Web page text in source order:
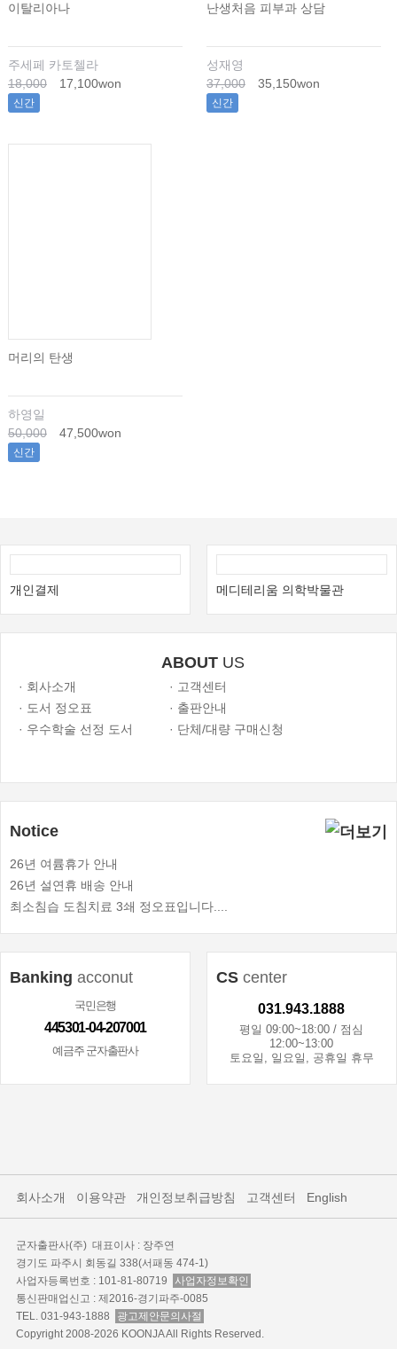
이탈리아나
주세페 카토첼라
18,000
17,100won
신간
난생처음 피부과 상담
성재영
37,000
35,150won
신간
머리의 탄생
하영일
50,000
47,500won
신간
개인결제 메디테리움 의학박물관
ABOUT US
· 회사소개
· 고객센터
· 도서 정오표
· 출판안내
· 우수학술 선정 도서
· 단체/대량 구매신청
Notice
26년 여륨휴가 안내
26년 설연휴 배송 안내
최소침습 도침치료 3쇄 정오표입니다....
Banking acconut
국민은행
445301-04-207001
예금주 군자출판사
CScenter
031.943.1888
평일 09:00~18:00 / 점심
12:00~13:00
토요일, 일요일, 공휴일 휴무
회사소개 이용약관 개인정보취급방침 고객센터 English
군자출판사(주) 대표이사 : 장주연
경기도 파주시 회동길 338(서패동 474-1)
사업자등록번호 : 101-81-80719
사업자정보확인
통신판매업신고 : 제2016-경기파주-0085
TEL. 031-943-1888
광고제안문의사절
Copyright 2008-2026 KOONJA All Rights Reserved.